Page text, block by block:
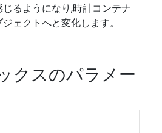
るようになり,時計コンテナ
ェクトへと変化します。
クスのパラメー